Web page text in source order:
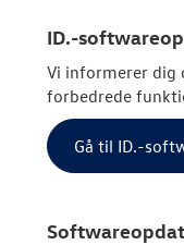
ID.-
Vi informerer dig
forbedrede
Gå til ID.-